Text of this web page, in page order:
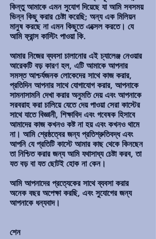
কিন্তু আমাকে এমন সুযোগ দিয়েছে যা আমি সবসময়
ভিন্ন কিছু করার চেষ্টা করেছি; অন্য এক মিলিয়ন
মানুষ করছে না এমন কিছুতে এক্সেল করতে। যে
আমি ফ্রান্স কাস্টিং পাওয়া কি.
আমার নিজের ব্যবসা চালানোর এই চ্যালেঞ্জ নেওয়ার
আরেকটি বড় কারণ হল, এটি আমাকে আপনার
সমস্ত আশ্চর্যজনক লোকেদের সাথে কাজ করার,
প্রতিদিন আপনার সাথে যোগাযোগ করার, আপনাকে
সামনাসামনি দেখা করার অনুমতি দেয় এবং আপনাকে
সরবরাহ করা চালিয়ে যেতে দেয় পাওয়া সেরা কাস্টের
সাথে যাতে বিজ্ঞানী, শিক্ষাবিদ এবং গবেষক হিসাবে
আমাদের কাজ কখনও কষ্ট না হয় এবং কখনও থামে
না। আমি শ্রেষ্ঠত্বের জন্য প্রতিশ্রুতিবদ্ধ এবং
আপনি যে প্রতিটি কাস্টে আমার কাছ থেকে কিনছেন
তা নিশ্চিত করার জন্য আমি যথাসাধ্য চেষ্টা করব, তা
যত বড় বা যত ছোটই হোক না কেন।
আমি আপনাদের প্রত্যেকের সাথে ব্যবসা করার
অনেক বছর অপেক্ষা করছি, এবং সুযোগের জন্য
আপনাকে ধন্যবাদ।
শেন